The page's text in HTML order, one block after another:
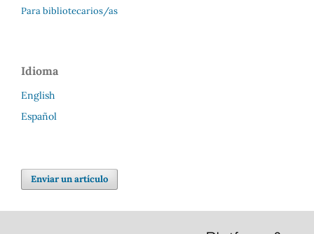
Para bibliotecarios/as
Idioma
English
Español
Enviar un artículo